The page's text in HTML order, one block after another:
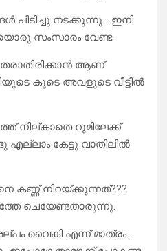
നടക്കുന്നു… ഇനി
സംസാരം വേണ്ട.
ആണ്
കൂടെ അവളുടെ വീട്ടിൽ
നില്കാതെ റൂമിലേക്ക്
എല്ലാം കേട്ടു വാതിലിൽ
കണ്ണ് നിറയ്ക്കുന്നത്???
ചെയേണ്ടതാരുന്നു.
വൈകി എന്ന് മാത്രം…